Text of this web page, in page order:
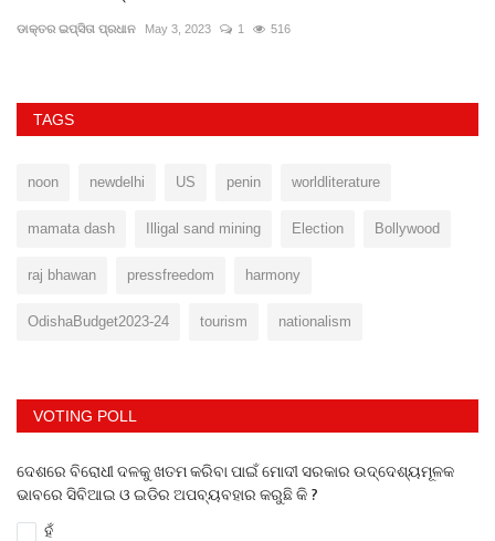
ଡାକ୍ତର ଇପ୍‌ସିତା ପ୍ରଧାନ May 3, 2023 1 516
TAGS
noon newdelhi US penin worldliterature
mamata dash Illigal sand mining Election Bollywood
raj bhawan pressfreedom harmony
OdishaBudget2023-24 tourism nationalism
VOTING POLL
ଦେଶରେ ବିରୋଧୀ ଦଳକୁ ଖତମ କରିବା ପାଇଁ ମୋଦୀ ସରକାର ଉଦ୍ଦେଶ୍ୟମୂଳକ
ଭାବରେ ସିବିଆଇ ଓ ଇଡିର ଅପବ୍ୟବହାର କରୁଛି କି ?
ହଁ